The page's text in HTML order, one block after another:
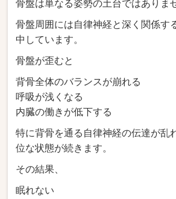
骨盤は単なる姿勢の土台ではありま
骨盤周囲には自律神経と深く関係す
中しています。
骨盤が歪むと
背骨全体のバランスが崩れる
呼吸が浅くなる
内臓の働きが低下する
特に背骨を通る自律神経の伝達が乱
位な状態が続きます。
その結果、
眠れない